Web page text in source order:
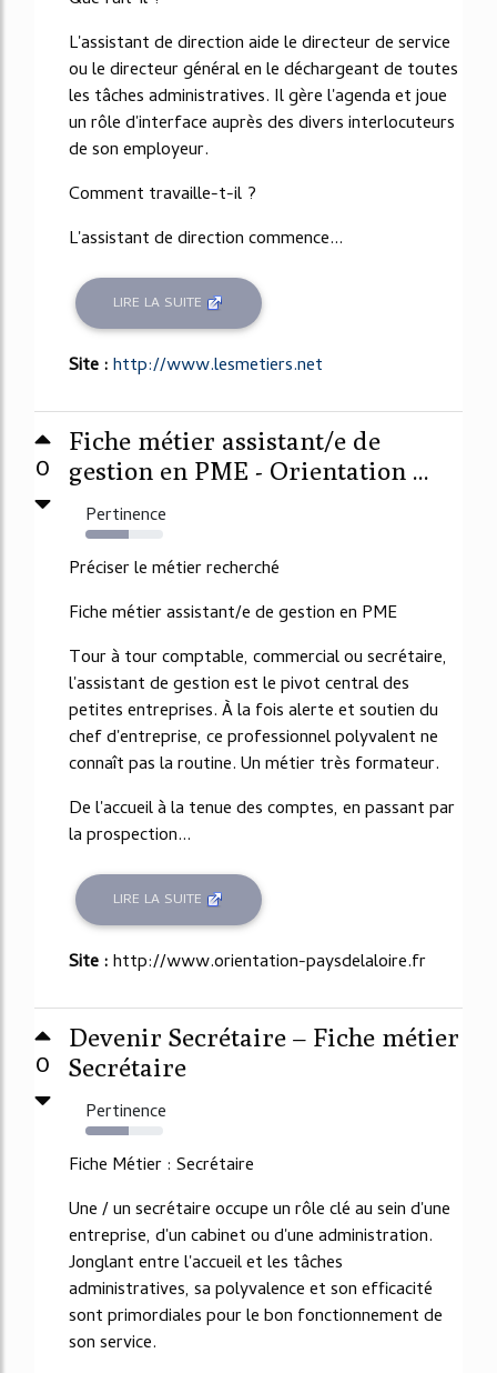
L'assistant de direction aide le directeur de service
ou le directeur général en le déchargeant de toutes
les tâches administratives. Il gère l'agenda et joue
un rôle d'interface auprès des divers interlocuteurs
de son employeur.
Comment travaille-t-il ?
L'assistant de direction commence...
LIRE LA SUITE
Site :http://www.lesmetiers.net
0
Fiche métier assistant/e de
gestion en PME - Orientation ...
Pertinence
55%
Préciser le métier recherché
Fiche métier assistant/e de gestion en PME
Tour à tour comptable, commercial ou secrétaire,
l'assistant de gestion est le pivot central des
petites entreprises. À la fois alerte et soutien du
chef d'entreprise, ce professionnel polyvalent ne
connaît pas la routine. Un métier très formateur.
De l'accueil à la tenue des comptes, en passant par
la prospection...
LIRE LA SUITE
Site :http://www.orientation-paysdelaloire.fr
0
Devenir Secrétaire – Fiche métier
Secrétaire
Pertinence
55%
Fiche Métier : Secrétaire
Une / un secrétaire occupe un rôle clé au sein d'une
entreprise, d'un cabinet ou d'une administration.
Jonglant entre l'accueil et les tâches
administratives, sa polyvalence et son efficacité
sont primordiales pour le bon fonctionnement de
son service.